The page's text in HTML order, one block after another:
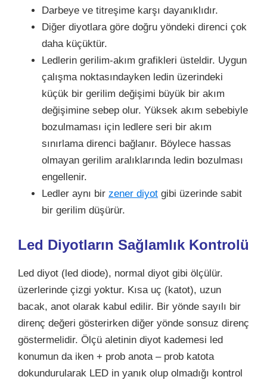
Darbeye ve titreşime karşı dayanıklıdır.
Diğer diyotlara göre doğru yöndeki direnci çok
daha küçüktür.
Ledlerin gerilim-akım grafikleri üsteldir. Uygun
çalışma noktasındayken ledin üzerindeki
küçük bir gerilim değişimi büyük bir akım
değişimine sebep olur. Yüksek akım sebebiyle
bozulmaması için ledlere seri bir akım
sınırlama direnci bağlanır. Böylece hassas
olmayan gerilim aralıklarında ledin bozulması
engellenir.
Ledler aynı bir zener diyot gibi üzerinde sabit
bir gerilim düşürür.
Led Diyotların Sağlamlık Kontrolü
Led diyot (led diode), normal diyot gibi ölçülür.
üzerlerinde çizgi yoktur. Kısa uç (katot), uzun
bacak, anot olarak kabul edilir. Bir yönde sayılı bir
direnç değeri gösterirken diğer yönde sonsuz direnç
göstermelidir. Ölçü aletinin diyot kademesi led
konumun da iken + prob anota – prob katota
dokundurularak LED in yanık olup olmadığı kontrol